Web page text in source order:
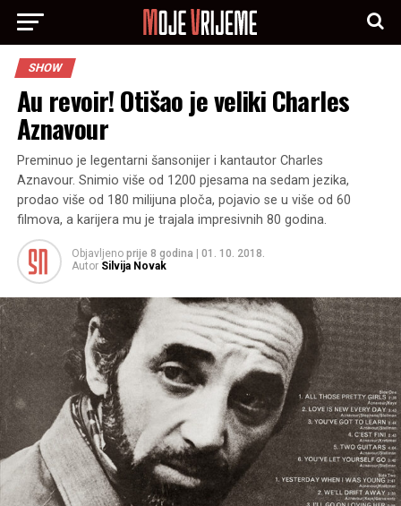
SHOW
Au revoir! Otišao je veliki Charles
Aznavour
Preminuo je legentarni šansonijer i kantautor Charles
Aznavour. Snimio više od 1200 pjesama na sedam jezika,
prodao više od 180 milijuna ploča, pojavio se u više od 60
filmova, a karijera mu je trajala impresivnih 80 godina.
Objavljeno prije 8 godina
01. 10. 2018.
Autor Silvija Novak